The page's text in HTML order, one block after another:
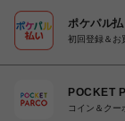
ポケパル
初回登録＆お
POCKET
コイン＆クー